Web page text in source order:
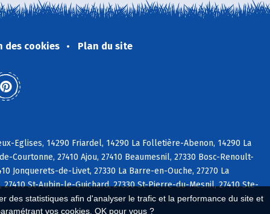
des statistiques afin d'analyser le trafic et la performance du site et
vos cookies. OK pour vous ?
des cookies Plan du site
Eglises, 14290 Friardel, 14290 La Folletière-Abenon, 14290 La
27410 Ajou, 27410 Beaumesnil, 27330 Bosc-Renoult-
Jonquerets-de-Livet, 27330 La Barre-en-Ouche, 27270 La
St-Aubin-le-Guichard, 27330 St-Pierre-du-Mesnil, 27410 Ste-